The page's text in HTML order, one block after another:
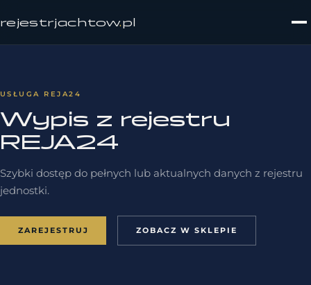
rejestrjachtow.pl
USŁUGA REJA24
Wypis z rejestru
REJA24
Szybki dostęp do pełnych lub aktualnych danych z rejestru
jednostki.
ZAREJESTRUJ ZOBACZ W SKLEPIE